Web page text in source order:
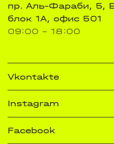
пр. Аль-Фараби, 5,
блок 1А, офис 501
09:00 - 18:00
Vkontakte
Instagram
Facebook